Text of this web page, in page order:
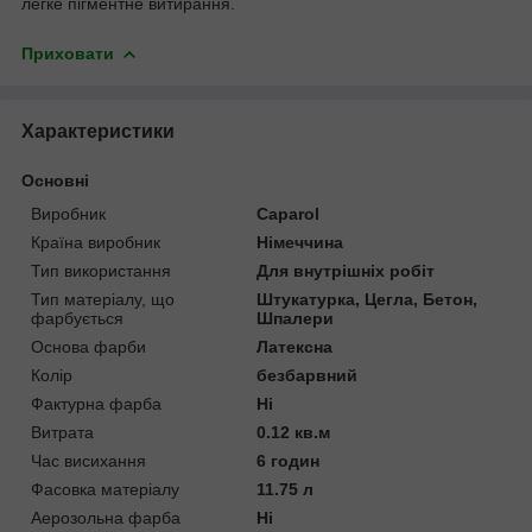
Приховати
Характеристики
Основні
Виробник
Caparol
Країна виробник
Німеччина
Тип використання
Для внутрішніх робіт
Тип матеріалу, що
фарбується
Штукатурка, Цегла, Бетон,
Шпалери
Основа фарби
Латексна
Колір
безбарвний
Фактурна фарба
Ні
Витрата
0.12 кв.м
Час висихання
6 годин
Фасовка матеріалу
11.75 л
Аерозольна фарба
Ні